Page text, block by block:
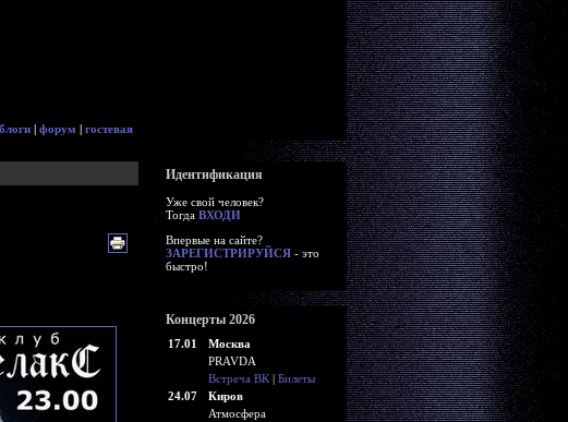
блоги | форум | гостевая
Идентификация
Уже свой человек?
Тогда ВХОДИ
Впервые на сайте?
ЗАРЕГИСТРИРУЙСЯ - это
быстро!
Концерты 2026
17.01
Москва
PRAVDA
Встреча ВК | Билеты
24.07
Киров
Атмосфера